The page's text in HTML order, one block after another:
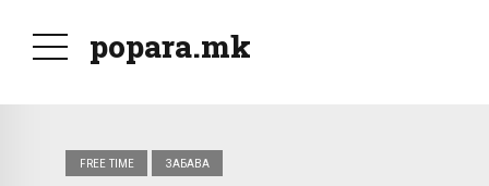
popara.mk
FREE TIME ЗАБАВА